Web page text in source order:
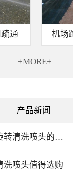
通
+MORE+
产品新闻
客户比较关注三维旋转清洗喷头的哪些方面
洗喷头值得选购